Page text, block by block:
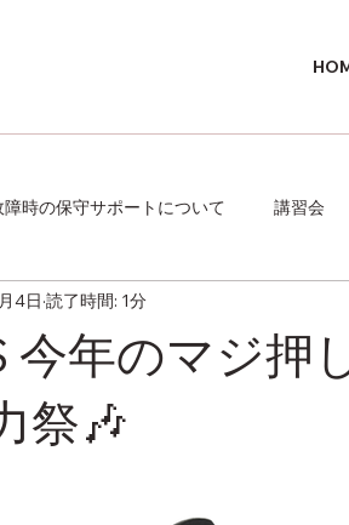
障時の保守サポートについて 講習会
今年のマジ押
祭🎶
4日 読了時間: 1分